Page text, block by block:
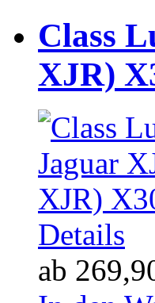
Class
XJR)
Details
ab